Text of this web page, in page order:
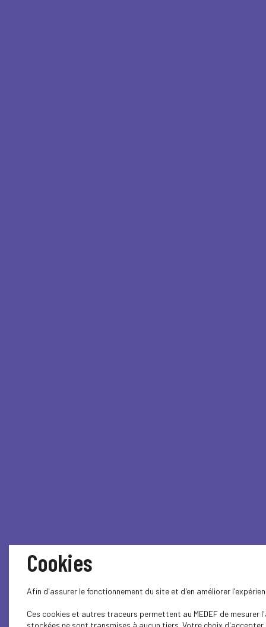
Cookies
Afin d'assurer le fonctionnement du site et d'en améliorer
Ces cookies et autres traceurs permettent au MEDEF de
stockées ne sont transmises à aucun tiers. Votre choix